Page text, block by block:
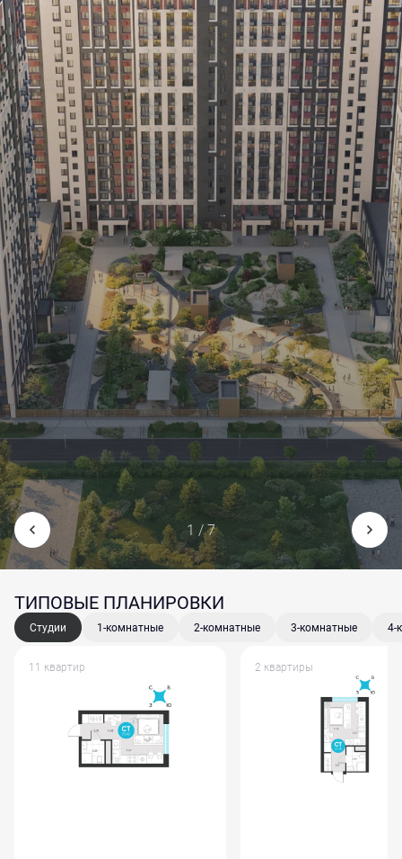
1 / 7
ТИПОВЫЕ ПЛАНИРОВКИ
Студии 1-комнатные 2-комнатные 3-комнатные 4-
11 квартир 2 квартиры